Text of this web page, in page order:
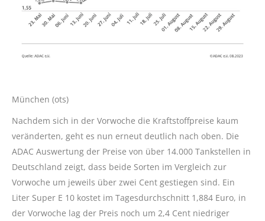
München (ots)
Nachdem sich in der Vorwoche die Kraftstoffpreise kaum
veränderten, geht es nun erneut deutlich nach oben. Die
ADAC Auswertung der Preise von über 14.000 Tankstellen in
Deutschland zeigt, dass beide Sorten im Vergleich zur
Vorwoche um jeweils über zwei Cent gestiegen sind. Ein
Liter Super E 10 kostet im Tagesdurchschnitt 1,884 Euro, in
der Vorwoche lag der Preis noch um 2,4 Cent niedriger